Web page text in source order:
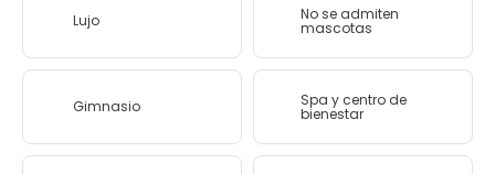
Lujo No se admiten
mascotas
Gimnasio Spa y centro de
bienestar